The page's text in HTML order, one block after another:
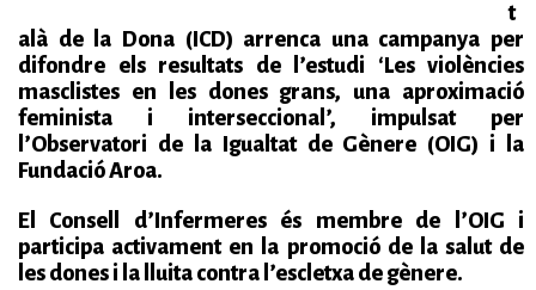
t
alà de la Dona (ICD) arrenca una campanya per
difondre els resultats de l’estudi ‘ Les violències
masclistes en les dones grans, una aproximació
feminista i interseccional’, impulsat per
l’Observatori de la Igualtat de Gènere (OIG) i la
Fundació Aroa.
El Consell d’Infermeres és membre de l’OIG i
participa activament en la promoció de la salut de
les dones i la lluita contra l’escletxa de gènere.